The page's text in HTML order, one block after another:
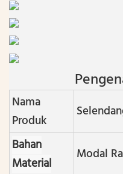
Nama
Produk
Bahan
Material
Modal